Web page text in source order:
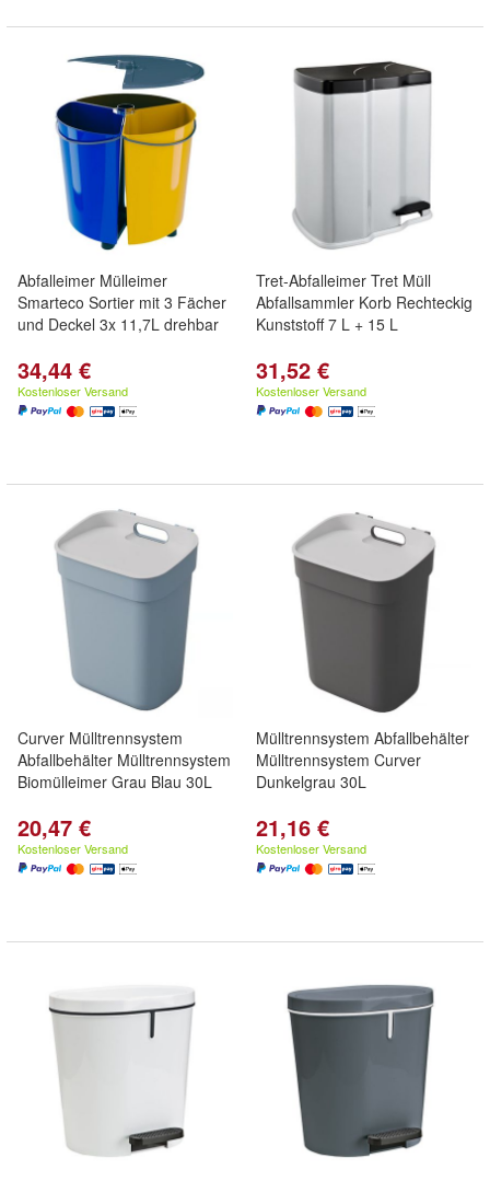
Abfalleimer Mülleimer
Smarteco Sortier mit 3 Fächer
und Deckel 3x 11,7L drehbar
34,44 €
Kostenloser Versand
Tret-Abfalleimer Tret Müll
Abfallsammler Korb Rechteckig
Kunststoff 7 L + 15 L
31,52 €
Kostenloser Versand
Curver Mülltrennsystem
Abfallbehälter Mülltrennsystem
Biomülleimer Grau Blau 30L
20,47 €
Kostenloser Versand
Mülltrennsystem Abfallbehälter
Mülltrennsystem Curver
Dunkelgrau 30L
21,16 €
Kostenloser Versand